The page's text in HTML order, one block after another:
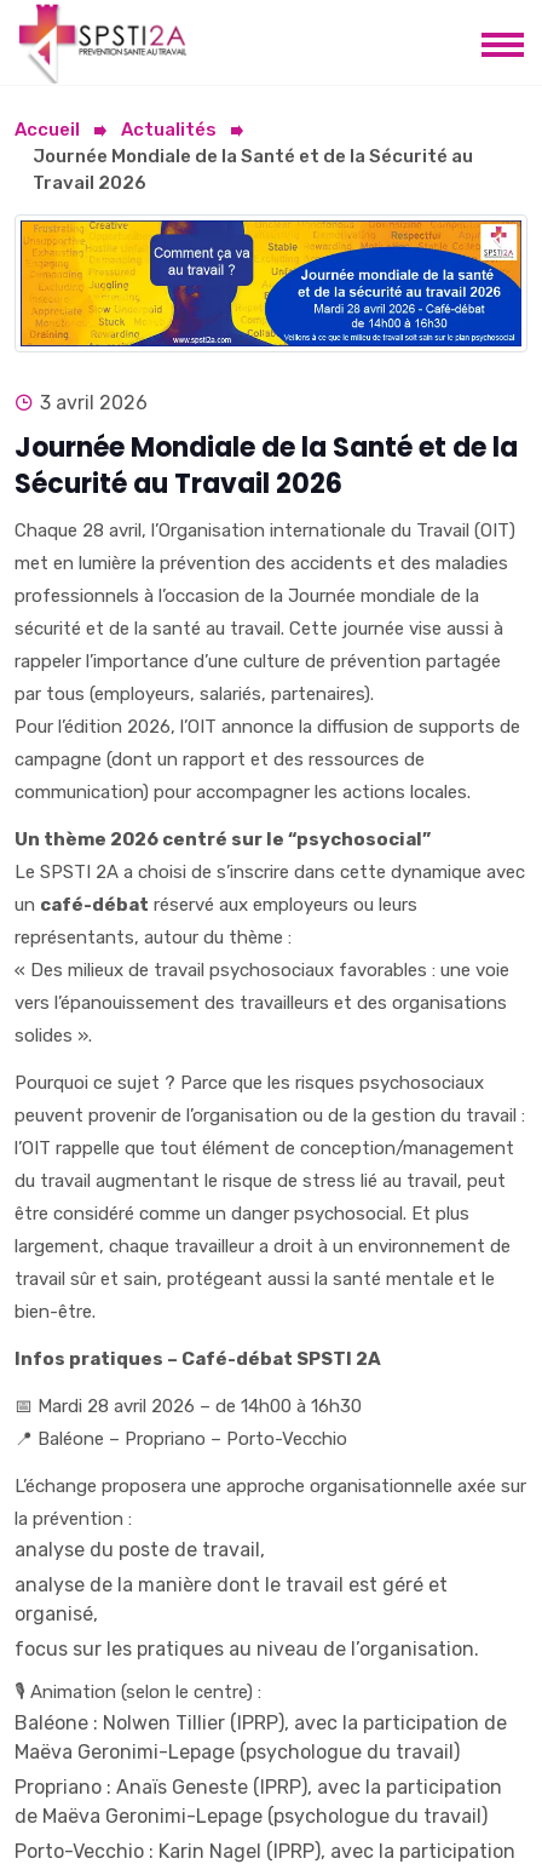
Accueil
Actualités
Journée Mondiale de la Santé et de la Sécurité au
Travail 2026
3 avril 2026
Journée Mondiale de la Santé et de la
Sécurité au Travail 2026
Chaque 28 avril, l’Organisation internationale du Travail (OIT)
met en lumière la prévention des accidents et des maladies
professionnels à l’occasion de la Journée mondiale de la
sécurité et de la santé au travail. Cette journée vise aussi à
rappeler l’importance d’une culture de prévention partagée
par tous (employeurs, salariés, partenaires).
Pour l’édition 2026, l’OIT annonce la diffusion de supports de
campagne (dont un rapport et des ressources de
communication) pour accompagner les actions locales.
Un thème 2026 centré sur le “psychosocial”
Le SPSTI 2A a choisi de s’inscrire dans cette dynamique avec
un café-débat réservé aux employeurs ou leurs
représentants, autour du thème :
« Des milieux de travail psychosociaux favorables : une voie
vers l’épanouissement des travailleurs et des organisations
solides ».
Pourquoi ce sujet ? Parce que les risques psychosociaux
peuvent provenir de l’organisation ou de la gestion du travail :
l’OIT rappelle que tout élément de conception/management
du travail augmentant le risque de stress lié au travail, peut
être considéré comme un danger psychosocial. Et plus
largement, chaque travailleur a droit à un environnement de
travail sûr et sain, protégeant aussi la santé mentale et le
bien-être.
Infos pratiques – Café-débat SPSTI 2A
📅 Mardi 28 avril 2026 – de 14h00 à 16h30
📍 Baléone – Propriano – Porto-Vecchio
L’échange proposera une approche organisationnelle axée sur
la prévention :
analyse du poste de travail,
analyse de la manière dont le travail est géré et
organisé,
focus sur les pratiques au niveau de l’organisation.
🎙️ Animation (selon le centre) :
Baléone : Nolwen Tillier (IPRP), avec la participation de
Maëva Geronimi-Lepage (psychologue du travail)
Propriano : Anaïs Geneste (IPRP), avec la participation
de Maëva Geronimi-Lepage (psychologue du travail)
Porto-Vecchio : Karin Nagel (IPRP), avec la participation